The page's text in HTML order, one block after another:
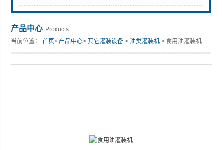
产品中心 Products
当前位置：首页>产品中心>其它灌装设备 >油类灌装机 > 食用油灌装机